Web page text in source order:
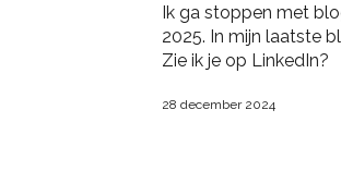
Ik ga stoppen met
2025. In mijn laatste
Zie ik je op LinkedIn?
28 december 2024